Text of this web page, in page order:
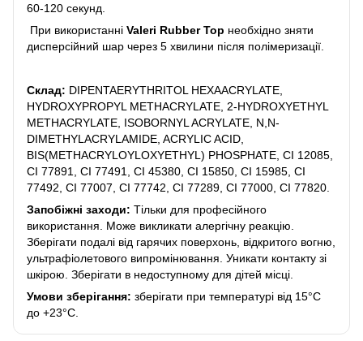
60-120 секунд.
При використанні Valeri Rubber Top необхідно зняти
дисперсійний шар через 5 хвилини після полімеризації.
Склад: DIPENTAERYTHRITOL HEXAACRYLATE,
HYDROXYPROPYL METHACRYLATE, 2-HYDROXYETHYL
METHACRYLATE, ISOBORNYL ACRYLATE, N,N-
DIMETHYLACRYLAMIDE, ACRYLIC ACID,
BIS(METHACRYLOYLOXYETHYL) PHOSPHATE, CI 12085,
CI 77891, CI 77491, CI 45380, CI 15850, CI 15985, CI
77492, CI 77007, CI 77742, CI 77289, CI 77000, CI 77820.
Запобіжні заходи: Тільки для професійного
використання. Може викликати алергічну реакцію.
Зберігати подалі від гарячих поверхонь, відкритого вогню,
ультрафіолетового випромінювання. Уникати контакту зі
шкірою. Зберігати в недоступному для дітей місці.
Умови зберігання: зберігати при температурі від 15°C
до +23°C.